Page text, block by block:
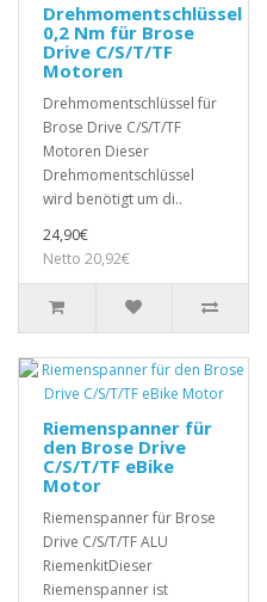
Drehmomentschlüssel
0,2 Nm für Brose
Drive C/S/T/TF
Motoren
Drehmomentschlüssel für
Brose Drive C/S/T/TF
Motoren Dieser
Drehmomentschlüssel
wird benötigt um di..
24,90€
Netto 20,92€
Riemenspanner für
den Brose Drive
C/S/T/TF eBike
Motor
Riemenspanner für Brose
Drive C/S/T/TF ALU
RiemenkitDieser
Riemenspanner ist